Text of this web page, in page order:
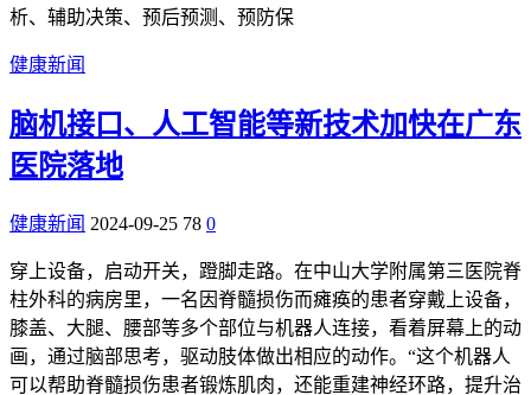
析、辅助决策、预后预测、预防保
健康新闻
脑机接口、人工智能等新技术加快在广东
医院落地
健康新闻 2024-09-25 78 0
穿上设备，启动开关，蹬脚走路。在中山大学附属第三医院脊
柱外科的病房里，一名因脊髓损伤而瘫痪的患者穿戴上设备，
膝盖、大腿、腰部等多个部位与机器人连接，看着屏幕上的动
画，通过脑部思考，驱动肢体做出相应的动作。“这个机器人
可以帮助脊髓损伤患者锻炼肌肉，还能重建神经环路，提升治